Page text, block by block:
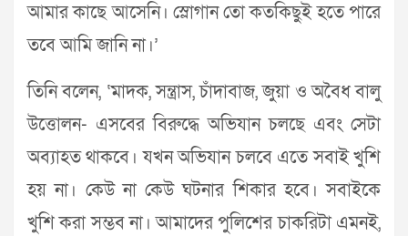
আমার কাছে আসেনি। স্লোগান তো কতকিছুই হতে পারে
তবে আমি জানি না।’
তিনি বলেন, ‘মাদক, সন্ত্রাস, চাঁদাবাজ, জুয়া ও অবৈধ বালু
উত্তোলন- এসবের বিরুদ্ধে অভিযান চলছে এবং সেটা
অব্যাহত থাকবে। যখন অভিযান চলবে এতে সবাই খুশি
হয় না। কেউ না কেউ ঘটনার শিকার হবে। সবাইকে
খুশি করা সম্ভব না। আমাদের পুলিশের চাকরিটা এমনই,